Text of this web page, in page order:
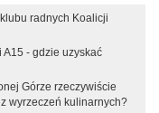
radnych Koalicji
- gdzie uzyskać
Górze rzeczywiście
wyrzeczeń kulinarnych?